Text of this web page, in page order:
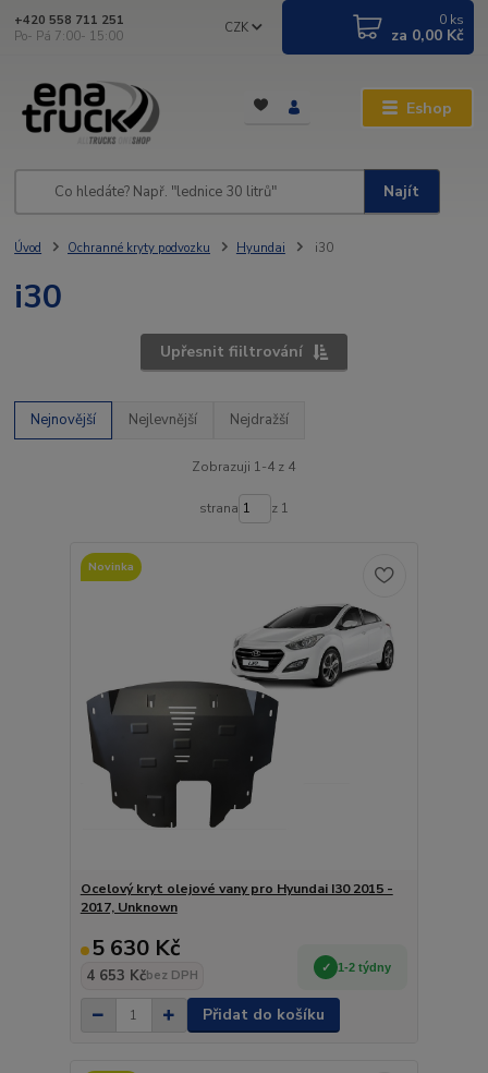
Eshop
CZK
Najít
+420 558 711 251
Po- Pá 7:00- 15:00
0 ks
za 0,00 Kč
Úvod Ochranné kryty podvozku Hyundai i30
i30
Upřesnit fiiltrování
Nejnovější Nejlevnější Nejdražší
Zobrazuji 1-4 z 4
strana z 1
Novinka
Ocelový kryt olejové vany pro Hyundai I30 2015 -
2017, Unknown
5 630 Kč
4 653 Kčbez DPH
1-2 týdny
Přidat do košíku